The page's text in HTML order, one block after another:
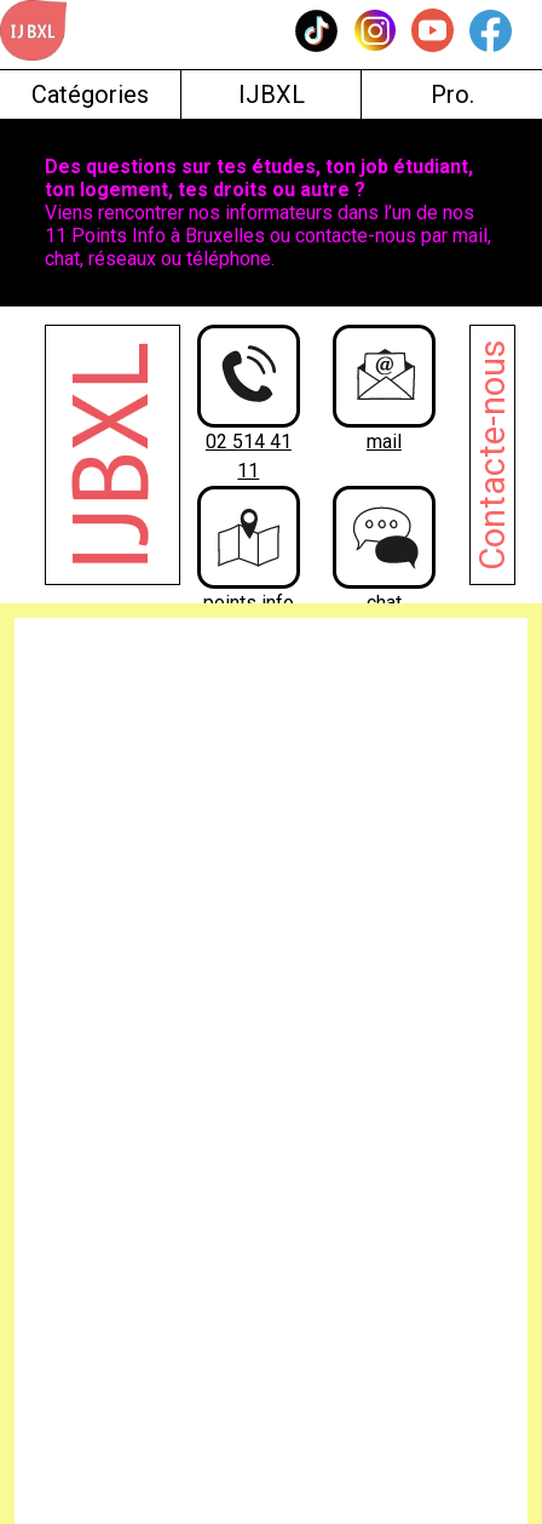
Skip
to
content
Catégories IJBXL Pro.
Des questions sur tes études, ton job étudiant,
ton logement, tes droits ou autre ?
Viens rencontrer nos informateurs dans l’un de nos
11 Points Info à Bruxelles ou contacte-nous par mail,
chat, réseaux ou téléphone.
02 514 41
11
mail
points info chat
Contacte-nous